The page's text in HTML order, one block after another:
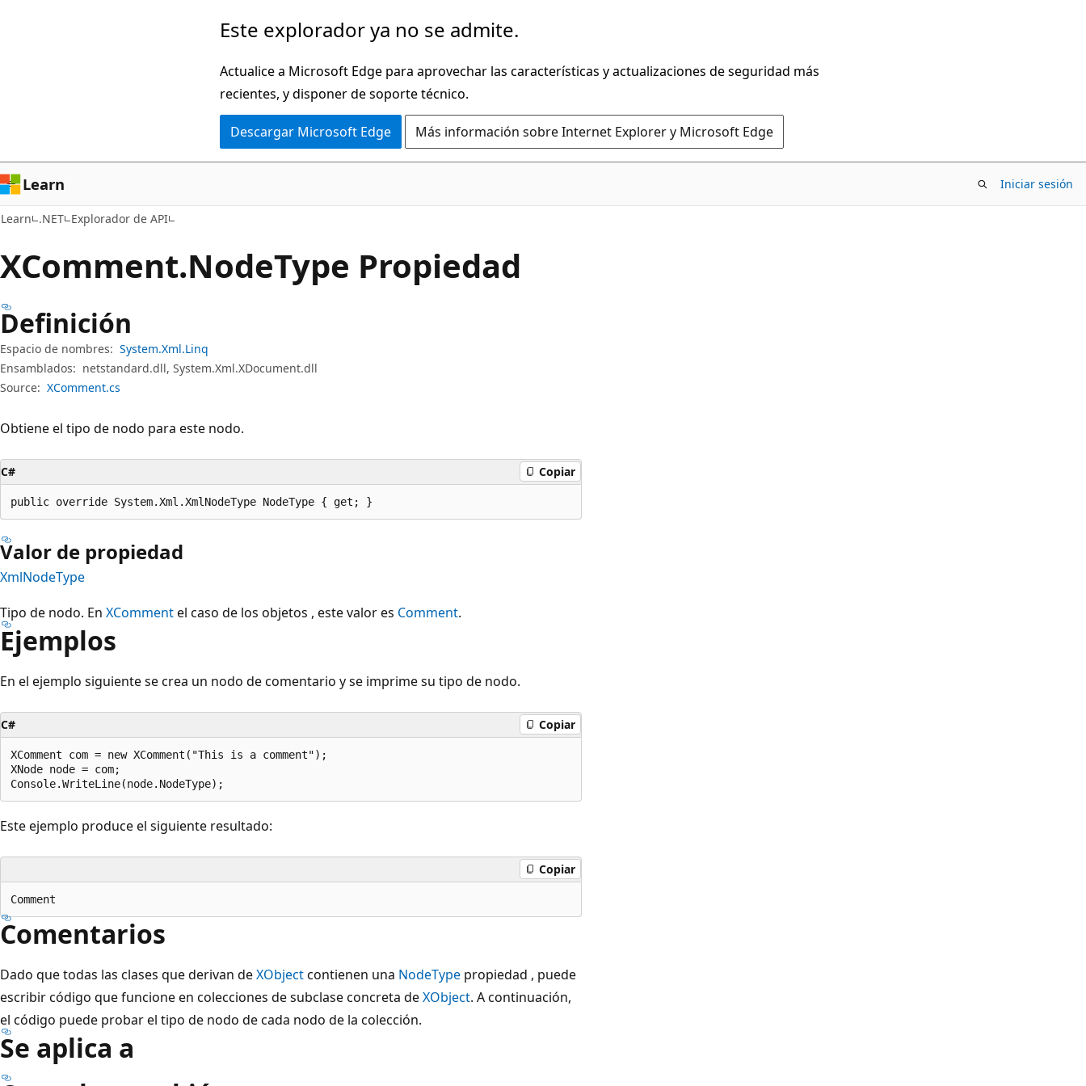
página
Este explorador ya no se admite.
Actualice a Microsoft Edge para aprovechar las características y actualizaciones de seguridad más
recientes, y disponer de soporte técnico.
Descargar Microsoft Edge Más información sobre Internet Explorer y Microsoft Edge
Learn Iniciar sesión
Learn .NET Explorador de API
XComment.NodeType Propiedad
Definición
Espacio de nombres: System.Xml.Linq
Ensamblados: netstandard.dll, System.Xml.XDocument.dll
Source: XComment.cs
Obtiene el tipo de nodo para este nodo.
C# Copiar
public override System.Xml.XmlNodeType NodeType { get; }
Valor de propiedad
XmlNodeType
Tipo de nodo. En XCommentel caso de los objetos , este valor es Comment.
Ejemplos
En el ejemplo siguiente se crea un nodo de comentario y se imprime su tipo de nodo.
C# Copiar
XComment com = new XComment("This is a comment");
XNode node = com;
Este ejemplo produce el siguiente resultado:
Copiar
Comentarios
Dado que todas las clases que derivan deXObjectcontienen una NodeType propiedad , puede
escribir código que funcione en colecciones de subclase concreta deXObject. A continuación,
el código puede probar el tipo de nodo de cada nodo de la colección.
Se aplica a